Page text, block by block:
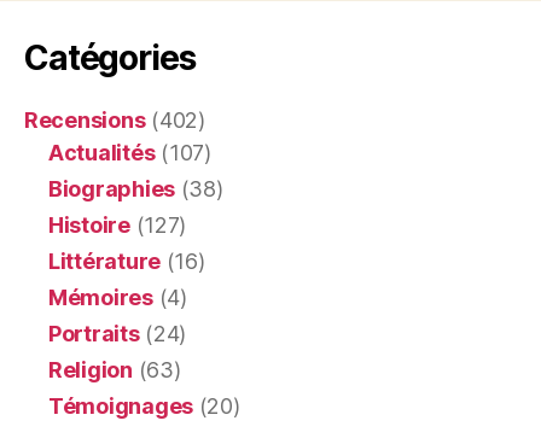
Catégories
Recensions(402)
Actualités(107)
Biographies (38)
Histoire(127)
Littérature (16)
Mémoires(4)
Portraits(24)
Religion (63)
Témoignages (20)